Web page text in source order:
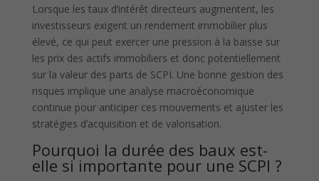
Lorsque les taux d’intérêt directeurs augmentent, les
investisseurs exigent un rendement immobilier plus
élevé, ce qui peut exercer une pression à la baisse sur
les prix des actifs immobiliers et donc potentiellement
sur la valeur des parts de SCPI. Une bonne gestion des
risques implique une analyse macroéconomique
continue pour anticiper ces mouvements et ajuster les
stratégies d’acquisition et de valorisation.
Pourquoi la durée des baux est-
elle si importante pour une SCPI ?